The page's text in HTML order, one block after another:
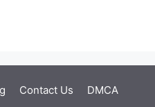
Contact Us
DMCA